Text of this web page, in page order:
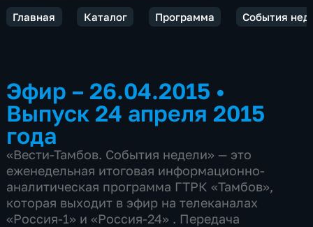
Главная Каталог Программа События
Эфир – 26.04.2015 •
Выпуск 24 апреля 2015
года
«Вести-Тамбов. События недели» — это
еженедельная итоговая информационно-
аналитическая программа ГТРК «Тамбов»,
которая выходит в эфир на телеканалах
«Россия-1» и «Россия-24» . Передача